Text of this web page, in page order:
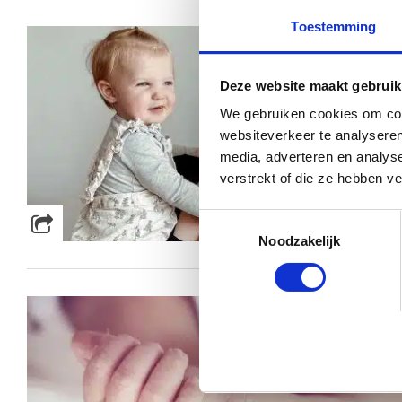
Toestemming
Deze website maakt
We gebruiken cookies om
websiteverkeer te
media, adverteren en
verstrekt of die ze hebben
Toestemmingsselectie
Noodzakelijk